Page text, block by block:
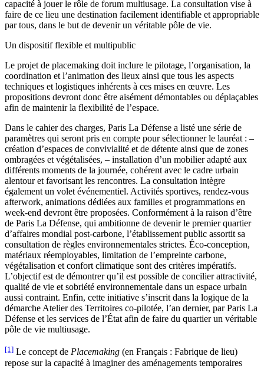
capacité à jouer le rôle de forum multiusage. La consultation vise à
faire de ce lieu une destination facilement identifiable et appropriable
par tous, dans le but de devenir un véritable pôle de vie.
Un dispositif flexible et multipublic
Le projet de placemaking doit inclure le pilotage, l’organisation, la
coordination et l’animation des lieux ainsi que tous les aspects
techniques et logistiques inhérents à ces mises en œuvre. Les
propositions devront donc être aisément démontables ou déplaçables
afin de maintenir la flexibilité de l’espace.
Dans le cahier des charges, Paris La Défense a listé une série de
paramètres qui seront pris en compte pour sélectionner le lauréat : –
création d’espaces de convivialité et de détente ainsi que de zones
ombragées et végétalisées, – installation d’un mobilier adapté aux
différents moments de la journée, cohérent avec le cadre urbain
alentour et favorisant les rencontres. La consultation intègre
également un volet événementiel. Activités sportives, rendez-vous
afterwork, animations dédiées aux familles et programmations en
week-end devront être proposées. Conformément à la raison d’être
de Paris La Défense, qui ambitionne de devenir le premier quartier
d’affaires mondial post-carbone, l’établissement public assortit sa
consultation de règles environnementales strictes. Éco-conception,
matériaux réemployables, limitation de l’empreinte carbone,
végétalisation et confort climatique sont des critères impératifs.
L’objectif est de démontrer qu’il est possible de concilier attractivité,
qualité de vie et sobriété environnementale dans un espace urbain
aussi contraint. Enfin, cette initiative s’inscrit dans la logique de la
démarche Atelier des Territoires co-pilotée, l’an dernier, par Paris La
Défense et les services de l’État afin de faire du quartier un véritable
pôle de vie multiusage.
[1] Le concept de Placemaking (en Français : Fabrique de lieu)
repose sur la capacité à imaginer des aménagements temporaires